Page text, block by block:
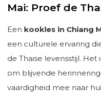
Mai: Proef de
Een kookles in Chiang
een culturele ervaring
de Thaise levensstijl.
om blijvende
vaardigheid mee naar